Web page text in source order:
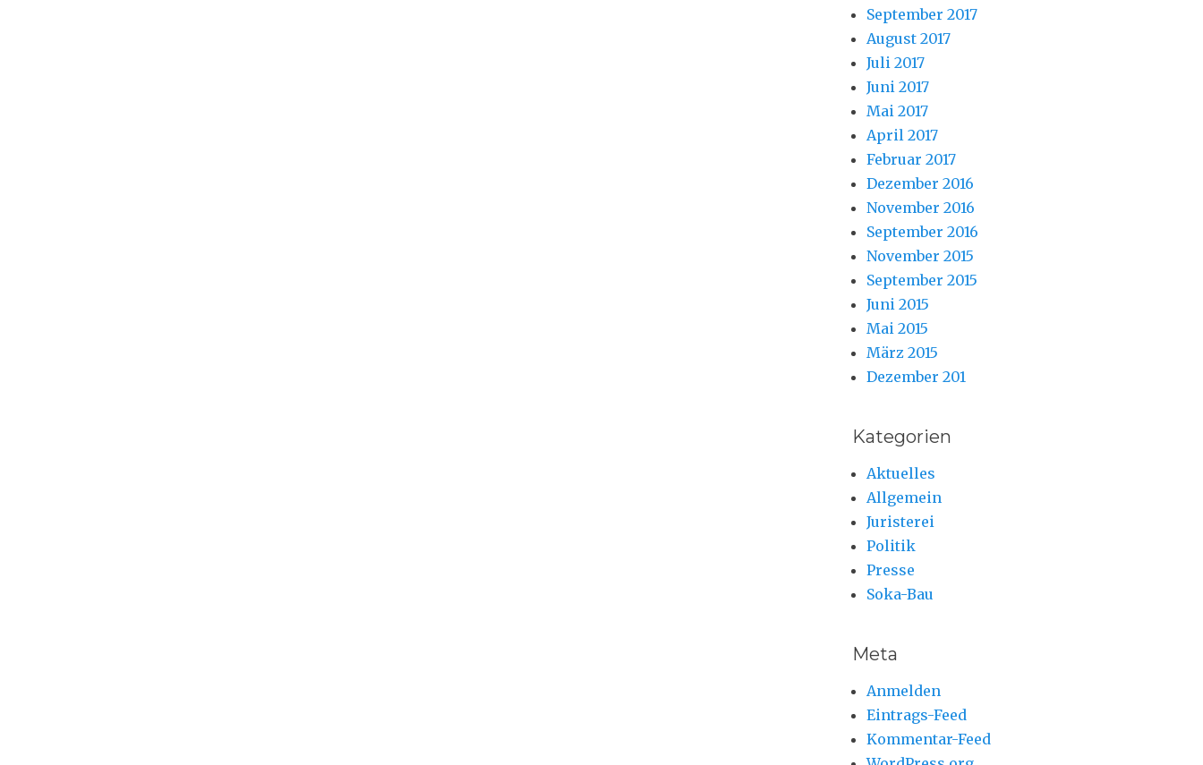
September 2017
August 2017
Juli 2017
Juni 2017
Mai 2017
April 2017
Februar 2017
Dezember 2016
November 2016
September 2016
November 2015
September 2015
Juni 2015
Mai 2015
März 2015
Dezember 201
Kategorien
Aktuelles
Allgemein
Juristerei
Politik
Presse
Soka-Bau
Meta
Anmelden
Eintrags-Feed
Kommentar-Feed